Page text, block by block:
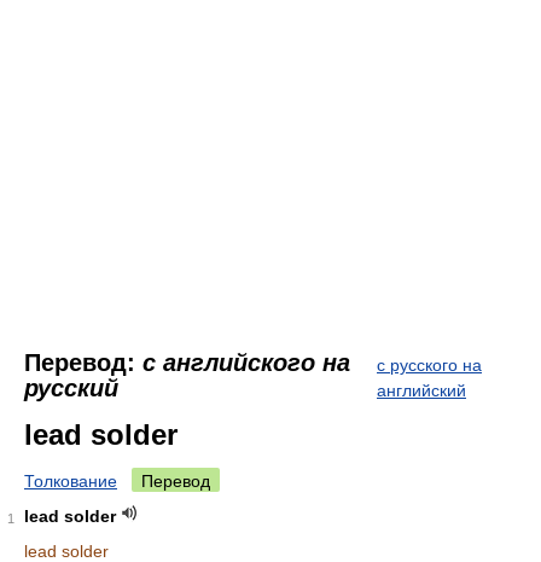
Перевод: с английского на
русский
с русского на
английский
lead solder
Толкование Перевод
1
lead solder
lead solder